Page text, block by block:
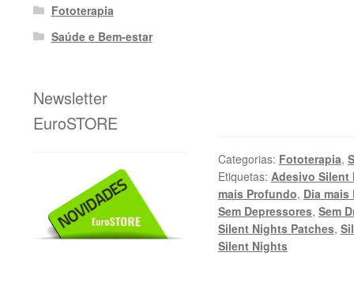
Categorias: Fototerapia,
Etiquetas: Adesivo Silent
mais Profundo, Dia
Sem Depressores, Sem
Silent Nights Patches,
Silent Nights
Fototerapia
Saúde e Bem-estar
Newsletter
EuroSTORE